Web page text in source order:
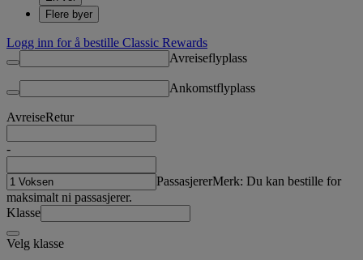
Flere byer
Logg inn for å bestille Classic Rewards
Avreiseflyplass
Ankomstflyplass
AvreiseRetur
-
PassasjererMerk: Du kan bestille for
maksimalt ni passasjerer.
Klasse
Velg klasse